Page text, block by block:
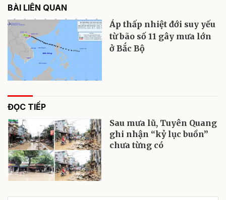
BÀI LIÊN QUAN
Áp thấp nhiệt đới suy yếu
từ bão số 11 gây mưa lớn
ở Bắc Bộ
ĐỌC TIẾP
Sau mưa lũ, Tuyên Quang
ghi nhận “kỷ lục buồn”
chưa từng có